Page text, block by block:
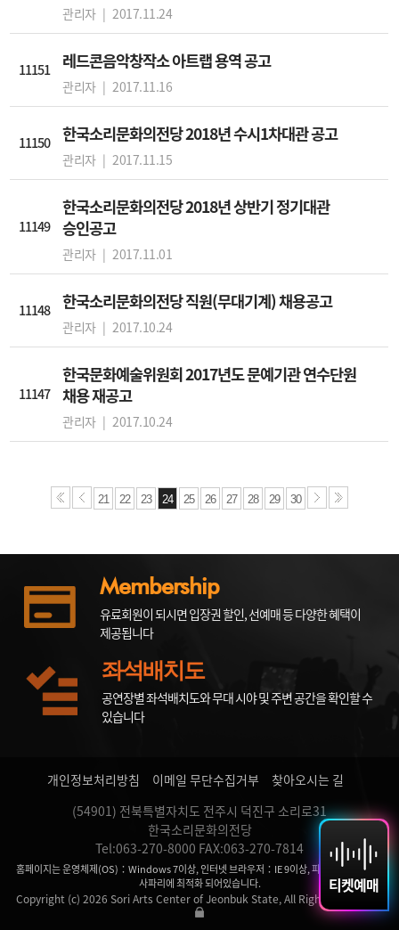
티켓예매
관리자 | 2017.11.24
11151 레드콘음악창작소 아트랩 용역 공고
관리자 | 2017.11.16
11150 한국소리문화의전당 2018년 수시1차대관 공고
관리자 | 2017.11.15
11149
한국소리문화의전당 2018년 상반기 정기대관
승인공고
관리자 | 2017.11.01
11148 한국소리문화의전당 직원(무대기계) 채용공고
관리자 | 2017.10.24
11147
한국문화예술위원회 2017년도 문예기관 연수단원
채용 재공고
관리자 | 2017.10.24
21 22 23 24 25 26 27 28 29 30
Membership
유료회원이 되시면 입장권 할인, 선예매 등 다양한 혜택이
제공됩니다
좌석배치도
공연장별 좌석배치도와 무대 시야 및 주변 공간을 확인할 수
있습니다
개인정보처리방침 이메일 무단수집거부
찾아오시는 길
(54901) 전북특별자치도 전주시 덕진구 소리로31
한국소리문화의전당
Tel:063-270-8000 FAX:063-270-7814
홈페이지는 운영체제(OS)：Windows 7이상, 인터넷 브라우저：IE 9이상, 파이어 폭스, 크롬,
사파리에 최적화 되어있습니다.
Copyright (c) 2026 Sori Arts Center of Jeonbuk State, All Rights Reserved.